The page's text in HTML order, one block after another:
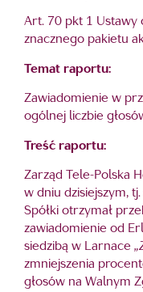
Art. 70 pkt 1 Ustawy
znacznego pakietu
Temat raportu:
Zawiadomienie w
ogólnej liczbie
Treść raportu:
Zarząd Tele-Polska
w dniu dzisiejszym,
Spółki otrzymał
zawiadomienie od
siedzibą w Larnace
zmniejszenia
głosów na Walnym